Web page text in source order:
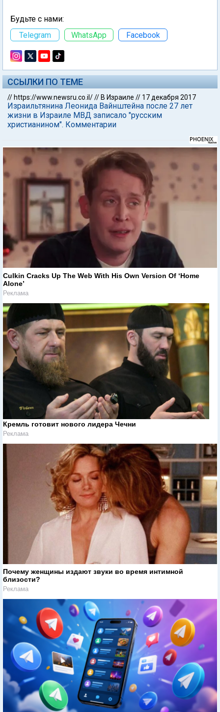
Будьте с нами:
Telegram
WhatsApp Facebook
ССЫЛКИ ПО ТЕМЕ
// https://www.newsru.co.il/// В Израиле // 17 декабря 2017
Израильтянина Леонида Вайнштейна после 27 лет
жизни в Израиле МВД записало "русским
христианином". Комментарии
Culkin Cracks Up The Web With His Own Version Of ‘Home
Alone’
Реклама
Кремль готовит нового лидера Чечни
Реклама
Почему женщины издают звуки во время интимной
близости?
Реклама